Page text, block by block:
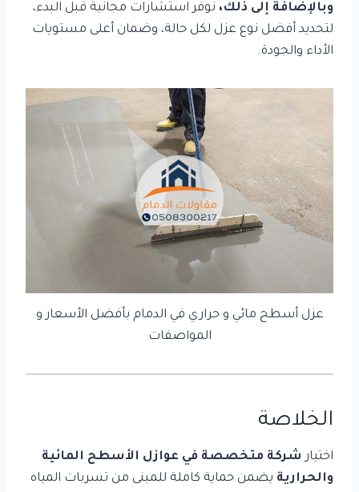
وبالإضافة إلى ذلك، نوفر استشارات مجانية قبل البدء،
لتحديد أفضل نوع عزل لكل حالة، وضمان أعلى مستويات
الأداء والجودة.
عزل أسطح مائي و حراري في الدمام بأفضل الأسعار و
المواصفات
الخلاصة
اختيار شركة متخصصة في عوازل الأسطح المائية
والحرارية يضمن حماية كاملة للمبنى من تسربات المياه